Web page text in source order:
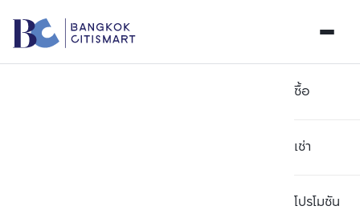
ซื้อ
เช่า
โปรโมชัน